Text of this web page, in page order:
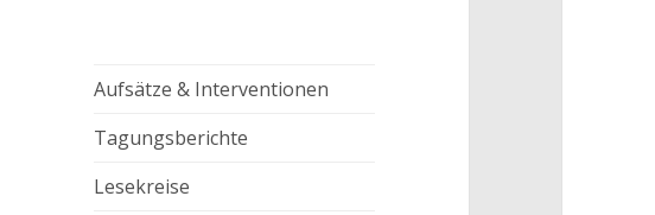
Aufsätze & Interventionen
Tagungsberichte
Lesekreise